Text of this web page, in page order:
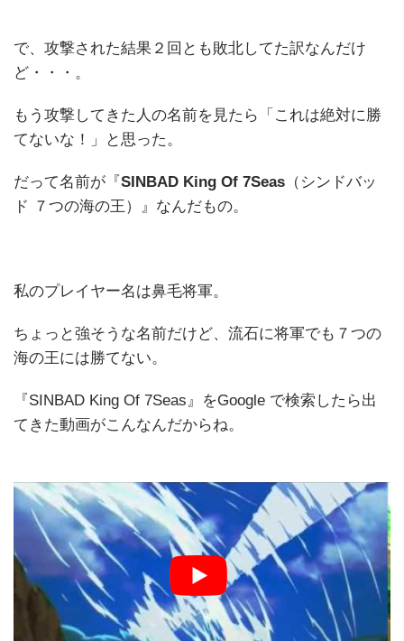
で、攻撃された結果２回とも敗北してた訳なんだけ
ど・・・。
もう攻撃してきた人の名前を見たら「これは絶対に勝
てないな！」と思った。
だって名前が『SINBAD King Of 7Seas （シンドバッ
ド ７つの海の王）』なんだもの。
私のプレイヤー名は鼻毛将軍。
ちょっと強そうな名前だけど、流石に将軍でも７つの
海の王には勝てない。
『SINBAD King Of 7Seas』をGoogle で検索したら出
てきた動画がこんなんだからね。